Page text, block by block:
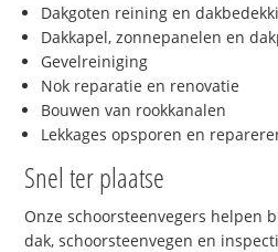
Dakgoten reining en
Dakkapel, zonnepanelen en
Gevelreiniging
Nok reparatie en renovatie
Bouwen van rookkanalen
Lekkages opsporen en
Snel ter plaatse
Onze schoorsteenvegers helpen
dak, schoorsteenvegen en